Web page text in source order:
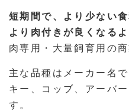
短期間で、より少ない
より肉付きが良くなるよ
肉専用・大量飼育用の
主な品種はメーカー名
キー、コッブ、アーバ
す。